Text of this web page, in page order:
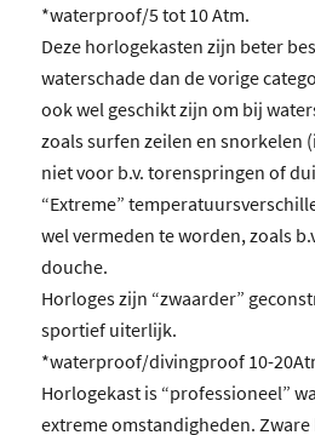
*waterproof/5 tot 10 Atm.
Deze horlogekasten zijn beter
waterschade dan de vorige
ook wel geschikt zijn om bij
zoals surfen zeilen en snorkelen
niet voor b.v. torenspringen of
“Extreme”
wel vermeden te worden, zoals
douche.
Horloges zijn “zwaarder”
sportief uiterlijk.
*waterproof/divingproof 10-
Horlogekast is “professioneel”
extreme omstandigheden.